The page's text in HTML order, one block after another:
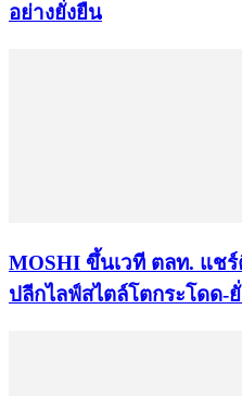
อย่างยั่งยืน
MOSHI ขึ้นเวที ตลท. แช
ปลีกไลฟ์สไตล์โตกระโดด-